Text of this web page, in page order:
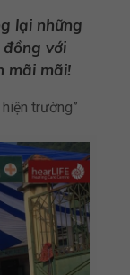
lại những
đồng với
mãi mãi!
trường”